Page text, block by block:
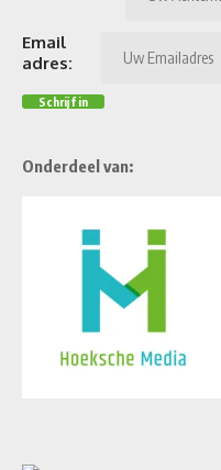
Email
adres:
Onderdeel van: